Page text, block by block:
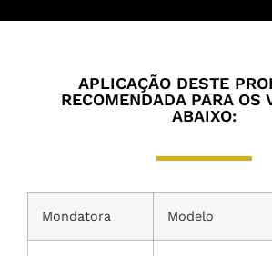
APLICAÇÃO DESTE
RECOMENDADA PARA OS
ABAIXO:
Mondatora Modelo